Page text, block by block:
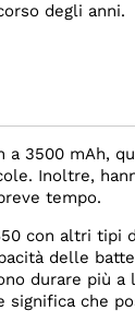
degli anni.
a 3500 mAh,
Inoltre,
tempo.
con altri tipi
delle
durare più
significa che